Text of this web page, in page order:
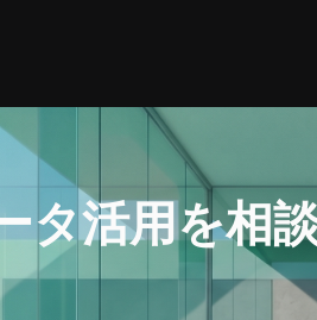
タ活用を相